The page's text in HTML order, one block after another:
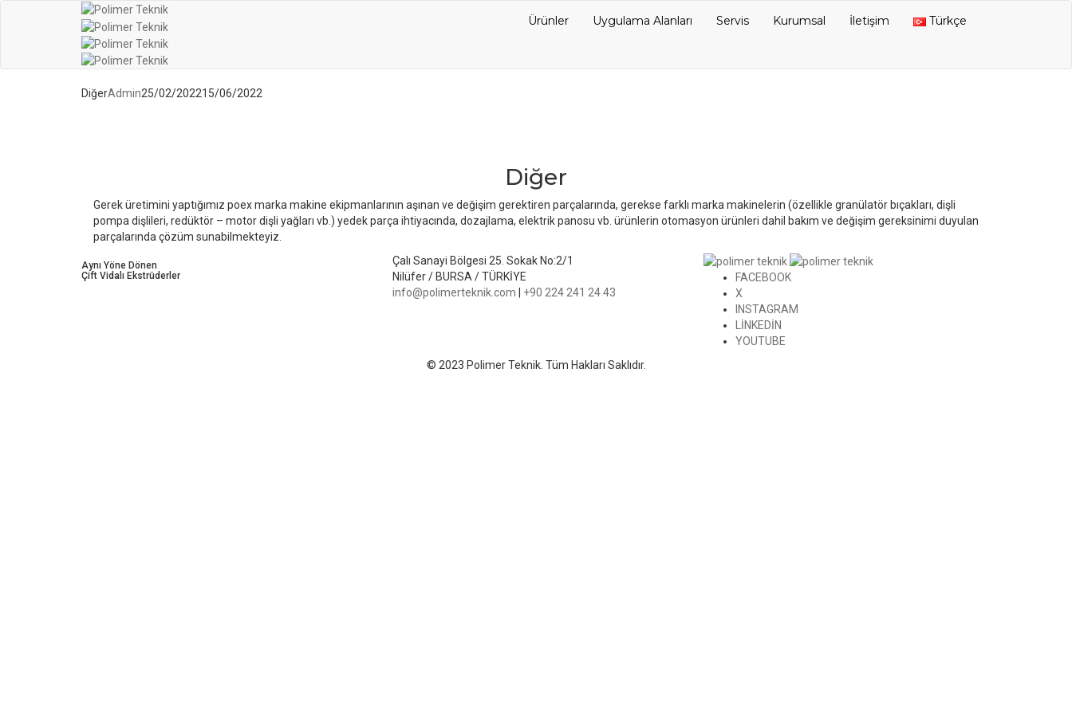
Ürünler Uygulama Alanları Servis Kurumsal İletişim Türkçe
DiğerAdmin25/02/202215/06/2022
Diğer
Gerek üretimini yaptığımız poex marka makine ekipmanlarının aşınan ve değişim gerektiren parçalarında, gerekse farklı marka makinelerin (özellikle granülatör bıçakları, dişli
pompa dişlileri, redüktör – motor dişli yağları vb.) yedek parça ihtiyacında, dozajlama, elektrik panosu vb. ürünlerin otomasyon ürünleri dahil bakım ve değişim gereksinimi duyulan
parçalarında çözüm sunabilmekteyiz.
Aynı Yöne Dönen
Çift Vidalı Ekstrüderler
Çalı Sanayi Bölgesi 25. Sokak No:2/1
Nilüfer / BURSA / TÜRKİYE
info@polimerteknik.com
+90 224 241 24 43
FACEBOOK
X
INSTAGRAM
LINKEDIN
YOUTUBE
© 2023 Polimer Teknik. Tüm Hakları Saklıdır.